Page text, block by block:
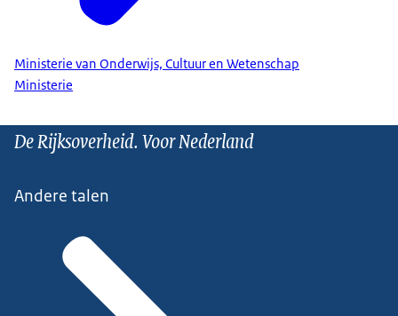
Ministerie van Onderwijs, Cultuur en Wetenschap
Ministerie
De Rijksoverheid. Voor Nederland
Andere talen